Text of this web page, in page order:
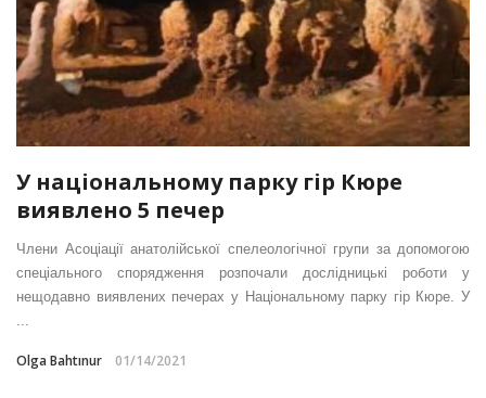
У національному парку гір Кюре
виявлено 5 печер
Члени Асоціації анатолійської спелеологічної групи за допомогою
спеціального спорядження розпочали дослідницькі роботи у
нещодавно виявлених печерах у Національному парку гір Кюре. У
...
Olga Bahtınur 01/14/2021